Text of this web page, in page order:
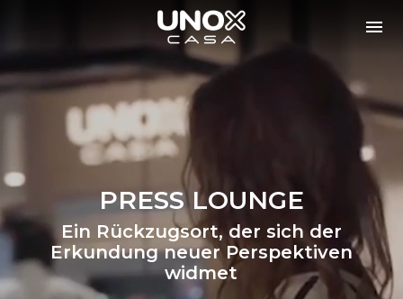
PRESS LOUNGE
Ein Rückzugsort, der sich der
Erkundung neuer Perspektiven
widmet